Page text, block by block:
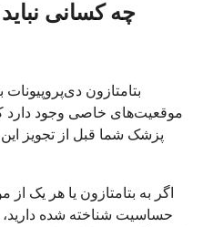
چه کسانی
بتامتازون
موقعیت‌های خاصی وجود دارد
پزشک شما قبل از تجویز
اگر به بتامتازون یا هر یک
حساسیت شناخته شده دارید،